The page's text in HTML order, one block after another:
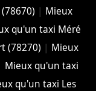
| Mieux
qu'un taxi Méré
(78270) | Mieux
Mieux qu'un taxi
qu'un taxi Les